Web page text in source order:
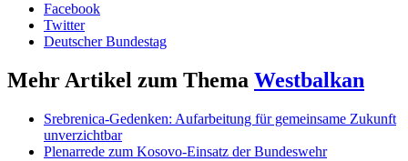
Facebook
Twitter
Deutscher Bundestag
Mehr Artikel zum Thema Westbalkan
Srebrenica-Gedenken: Aufarbeitung für gemeinsame Zukunft
unverzichtbar
Plenarrede zum Kosovo-Einsatz der Bundeswehr